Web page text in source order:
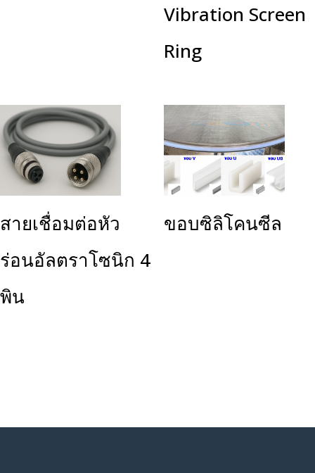
Vibration Screen
Ring
สายเชื่อมต่อหัว
ร่อนอัลตราโซนิก 4
พิน
ขอบซิลิโคนซีล